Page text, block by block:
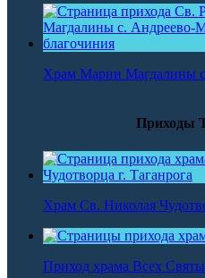
Храм Марии Магдалины
Приходы
Храм Св. Николая
Приход храма Всех